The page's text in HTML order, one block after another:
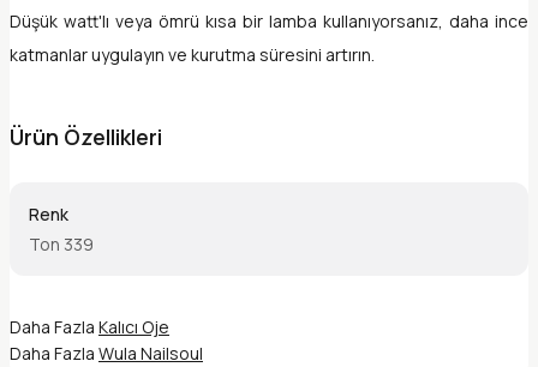
Düşük watt'lı veya ömrü kısa bir lamba kullanıyorsanız, daha ince
katmanlar uygulayın ve kurutma süresini artırın.
Ürün Özellikleri
Renk
Ton 339
Daha Fazla Kalıcı Oje
Daha Fazla Wula Nailsoul